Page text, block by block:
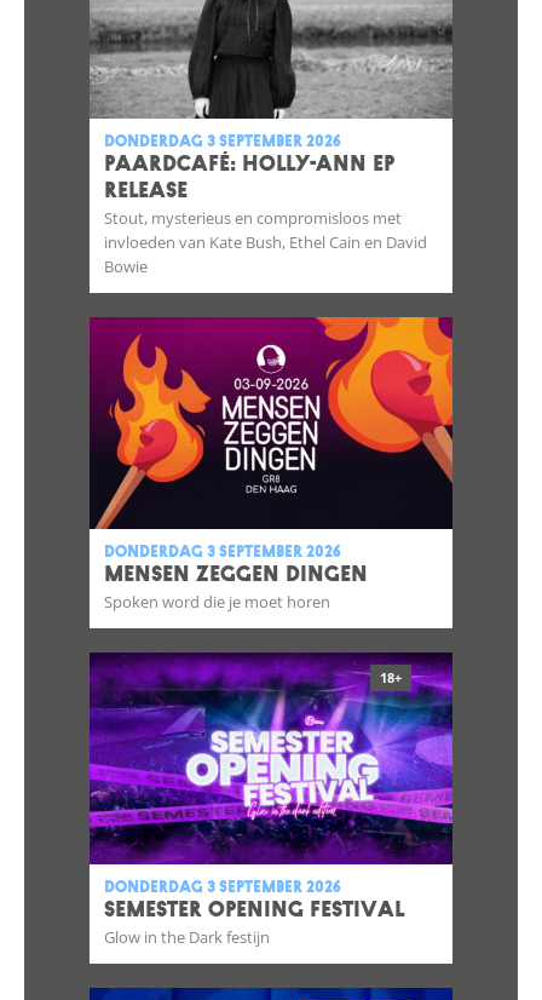
donderdag 3 september 2026
Paardcafé: HOLLY-ANN Ep
Release
Stout, mysterieus en compromisloos met
invloeden van Kate Bush, Ethel Cain en David
Bowie
donderdag 3 september 2026
MENSEN ZEGGEN DINGEN
Spoken word die je moet horen
18+
donderdag 3 september 2026
SEMESTER OPENING FESTIVAL
Glow in the Dark festijn